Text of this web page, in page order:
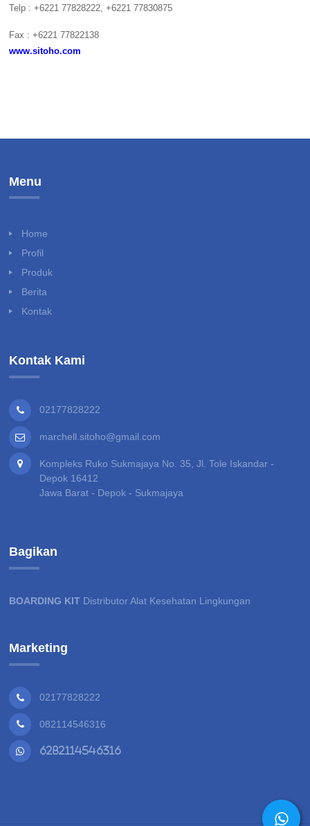
Telp : +6221 77828222, +6221 77830875
Fax : +6221 77822138
www.sitoho.com
Menu
Home
Profil
Produk
Berita
Kontak
Kontak Kami
02177828222
marchell.sitoho@gmail.com
Kompleks Ruko Sukmajaya No. 35, Jl. Tole Iskandar -
Depok 16412
Jawa Barat - Depok - Sukmajaya
Bagikan
BOARDING KIT Distributor Alat Kesehatan Lingkungan
Marketing
02177828222
082114546316
6282114546316